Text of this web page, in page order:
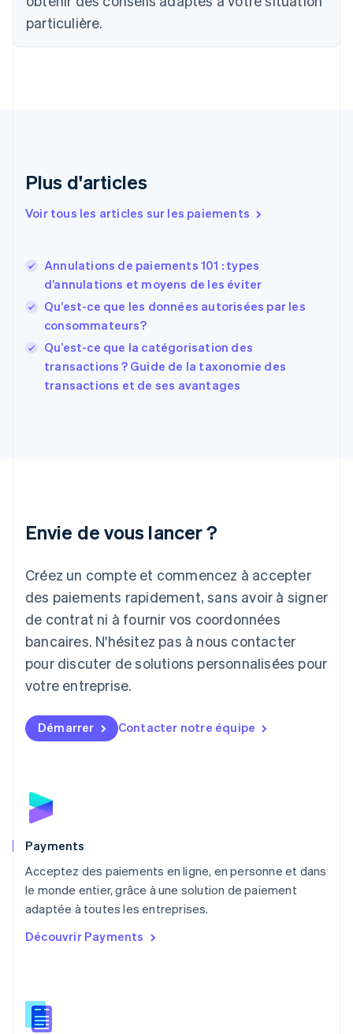
particulière.
Plus d'articles
Voir tous les articles sur les paiements
Annulations de paiements 101 : types
d’annulations et moyens de les éviter
Qu’est-ce que les données autorisées par les
consommateurs?
Qu’est-ce que la catégorisation des
transactions ? Guide de la taxonomie des
transactions et de ses avantages
Envie de vous lancer ?
Créez un compte et commencez à accepter
des paiements rapidement, sans avoir à signer
de contrat ni à fournir vos coordonnées
bancaires. N'hésitez pas à nous contacter
pour discuter de solutions personnalisées pour
votre entreprise.
Démarrer Contacter notre équipe
Payments
Acceptez des paiements en ligne, en personne et dans
le monde entier, grâce à une solution de paiement
adaptée à toutes les entreprises.
Découvrir Payments
EnglishFrançais
Chine continentale
Espagne
Estonie
EnglishEspañol 简体中文
Finlande
English
France
Français English
Gibraltar
English
Grèce
Japon
Lettonie
English
Liechtenstein
DeutschEnglish
Lituanie
Luxembourg
FrançaisDeutschEnglish
English简体中文
Malte
Norvège
English
English
NederlandsEnglish
Pologne
English
PortuguêsEnglish
English
Roumanie